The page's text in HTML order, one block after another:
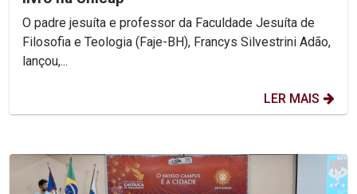
O padre jesuíta e professor da Faculdade Jesuíta de
Filosofia e Teologia (Faje-BH), Francys Silvestrini Adão,
lançou,...
LER MAIS